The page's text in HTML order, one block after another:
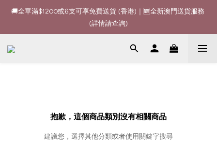
🚚全單滿$1200或6支可享免費送貨 (香港)｜🆕全新澳門送貨服務
(詳情請查詢)
🚚全單滿$1200或6支可享免費送貨 (香港)｜🆕全新澳門送貨服務
(詳情請查詢)
🍷酒款、優惠經常更新，請時刻追蹤我地😊｜🤵👰Wine Couple
抱歉，這個商品類別沒有相關商品
建議您，選擇其他分類或者使用關鍵字搜尋